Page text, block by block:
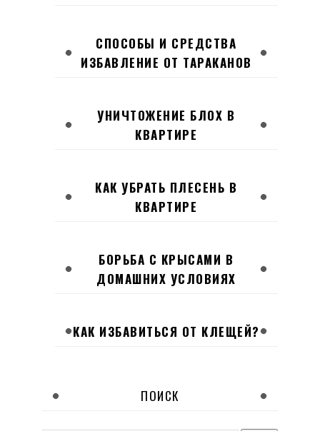
СПОСОБЫ И СРЕДСТВА
ИЗБАВЛЕНИЕ ОТ ТАРАКАНОВ
УНИЧТОЖЕНИЕ БЛОХ В
КВАРТИРЕ
КАК УБРАТЬ ПЛЕСЕНЬ В
КВАРТИРЕ
БОРЬБА С КРЫСАМИ В
ДОМАШНИХ УСЛОВИЯХ
КАК ИЗБАВИТЬСЯ ОТ КЛЕЩЕЙ?
ПОИСК